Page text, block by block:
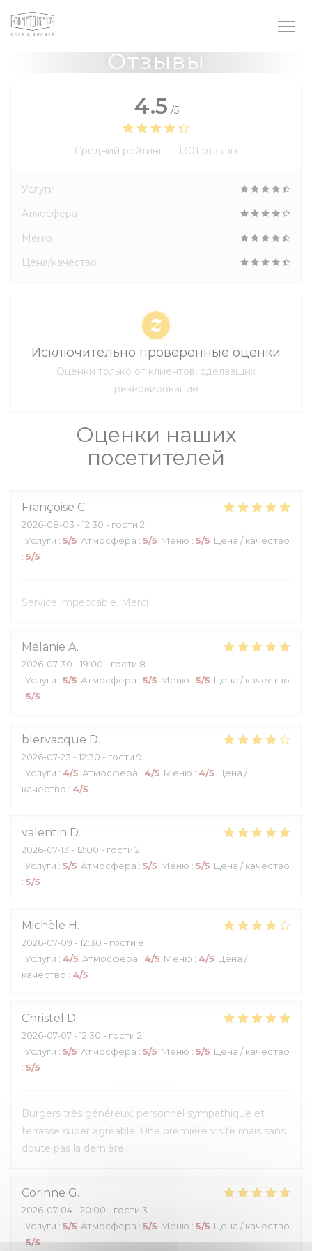
Панель управления cookies
Отзывы
Оценки наших
посетителей
Françoise C
2026-08-03 - 12:30 - гости 2
Услуги : 5/5 Атмосфера : 5/5 Меню : 5/5 Цена / качество
: 5/5
Service impeccable. Merci
Mélanie A
2026-07-30 - 19:00 - гости 8
Услуги : 5/5 Атмосфера : 5/5 Меню : 5/5 Цена / качество
: 5/5
blervacque D
2026-07-23 - 12:30 - гости 9
Услуги : 4/5 Атмосфера : 4/5 Меню : 4/5 Цена /
качество : 4/5
valentin D
2026-07-13 - 12:00 - гости 2
Услуги : 5/5 Атмосфера : 5/5 Меню : 5/5 Цена / качество
: 5/5
Michèle H
2026-07-09 - 12:30 - гости 8
Услуги : 4/5 Атмосфера : 4/5 Меню : 4/5 Цена /
качество : 4/5
Christel D
2026-07-07 - 12:30 - гости 2
Услуги : 5/5 Атмосфера : 5/5 Меню : 5/5 Цена / качество
: 5/5
Burgers très généreux, personnel sympathique et
terrasse super agréable. Une première visite mais sans
doute pas la dernière.
Corinne G
2026-07-04 - 20:00 - гости 3
Услуги : 5/5 Атмосфера : 5/5 Меню : 5/5 Цена / качество
: 5/5
4.5 /5
Средний рейтинг — 1301 отзывы
Услуги
Атмосфера
Меню
Цена/качество
Исключительно проверенные оценки
Оценки только от клиентов, сделавших
резервирование